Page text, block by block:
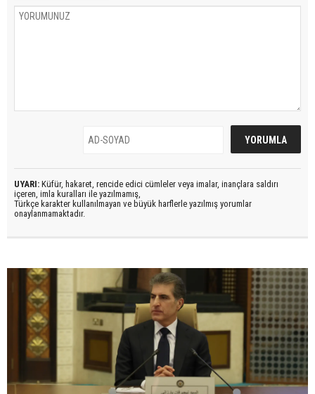
UYARI: Küfür, hakaret, rencide edici cümleler veya imalar, inançlara saldırı
içeren, imla kuralları ile yazılmamış,
Türkçe karakter kullanılmayan ve büyük harflerle yazılmış yorumlar
onaylanmamaktadır.